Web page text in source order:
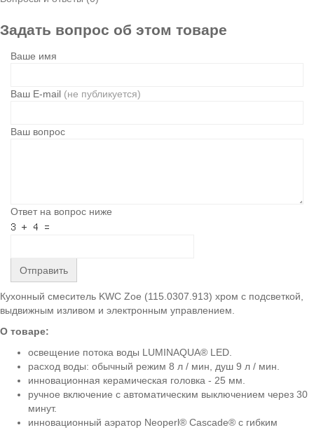
Задать вопрос об этом товаре
Ваше имя
Ваш E-mail (не публикуется)
Ваш вопрос
Ответ на вопрос ниже
Отправить
Кухонный смеситель KWC Zoe (115.0307.913) хром с подсветкой,
выдвижным изливом и электронным управлением.
О товаре:
освещение потока воды LUMINAQUA® LED.
расход воды: обычный режим 8 л / мин, душ 9 л / мин.
инновационная керамическая головка - 25 мм.
ручное включение с автоматическим выключением через 30
минут.
инновационный аэратор Neoperl® Cascade® с гибким